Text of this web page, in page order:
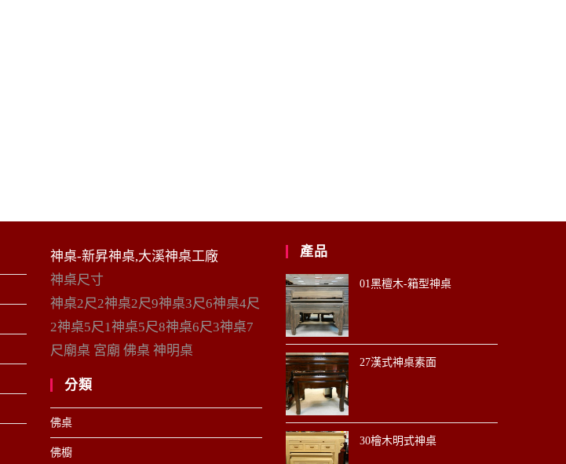
神桌-新昇神桌,大溪神桌工廠
神桌尺寸
神桌2尺2神桌2尺9神桌3尺6神桌4尺
2神桌5尺1神桌5尺8神桌6尺3神桌7
尺廟桌 宮廟 佛桌 神明桌
分類
佛桌
佛櫥
產品
01黑檀木-箱型神桌
27漢式神桌素面
30檜木明式神桌